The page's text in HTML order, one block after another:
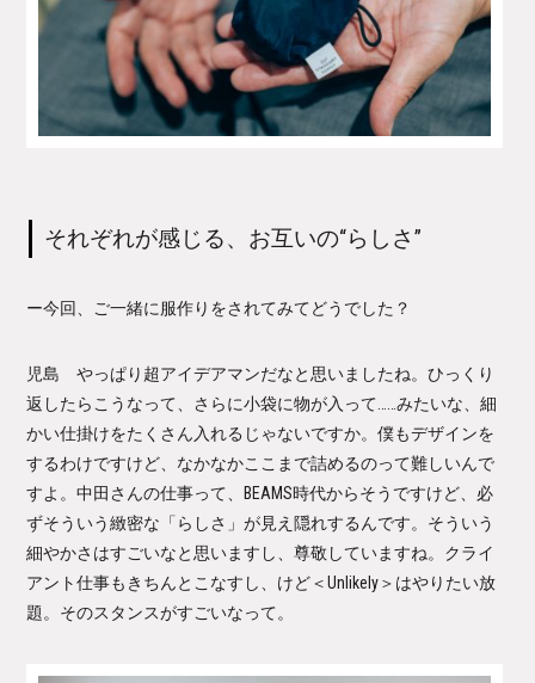
それぞれが感じる、お互いの“らしさ”
ー今回、ご一緒に服作りをされてみてどうでした？
児島 やっぱり超アイデアマンだなと思いましたね。ひっくり
返したらこうなって、さらに小袋に物が入って……みたいな、細
かい仕掛けをたくさん入れるじゃないですか。僕もデザインを
するわけですけど、なかなかここまで詰めるのって難しいんで
すよ。中田さんの仕事って、BEAMS時代からそうですけど、必
ずそういう緻密な「らしさ」が見え隠れするんです。そういう
細やかさはすごいなと思いますし、尊敬していますね。クライ
アント仕事もきちんとこなすし、けど＜Unlikely＞はやりたい放
題。そのスタンスがすごいなって。